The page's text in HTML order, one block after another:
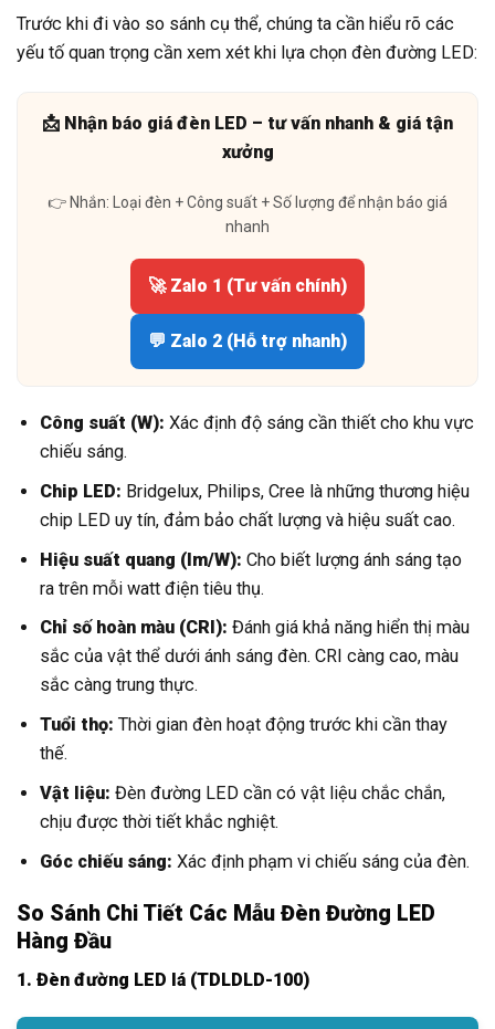
Trước khi đi vào so sánh cụ thể, chúng ta cần hiểu rõ các
yếu tố quan trọng cần xem xét khi lựa chọn đèn đường LED:
📩 Nhận báo giá đèn LED – tư vấn nhanh & giá tận
xưởng
👉 Nhắn: Loại đèn + Công suất + Số lượng để nhận báo giá
nhanh
🚀 Zalo 1 (Tư vấn chính)
💬 Zalo 2 (Hỗ trợ nhanh)
Công suất (W): Xác định độ sáng cần thiết cho khu vực
chiếu sáng.
Chip LED: Bridgelux, Philips, Cree là những thương hiệu
chip LED uy tín, đảm bảo chất lượng và hiệu suất cao.
Hiệu suất quang (lm/W): Cho biết lượng ánh sáng tạo
ra trên mỗi watt điện tiêu thụ.
Chỉ số hoàn màu (CRI): Đánh giá khả năng hiển thị màu
sắc của vật thể dưới ánh sáng đèn. CRI càng cao, màu
sắc càng trung thực.
Tuổi thọ: Thời gian đèn hoạt động trước khi cần thay
thế.
Vật liệu: Đèn đường LED cần có vật liệu chắc chắn,
chịu được thời tiết khắc nghiệt.
Góc chiếu sáng: Xác định phạm vi chiếu sáng của đèn.
So Sánh Chi Tiết Các Mẫu Đèn Đường LED
Hàng Đầu
1. Đèn đường LED lá (TDLDLD-100)